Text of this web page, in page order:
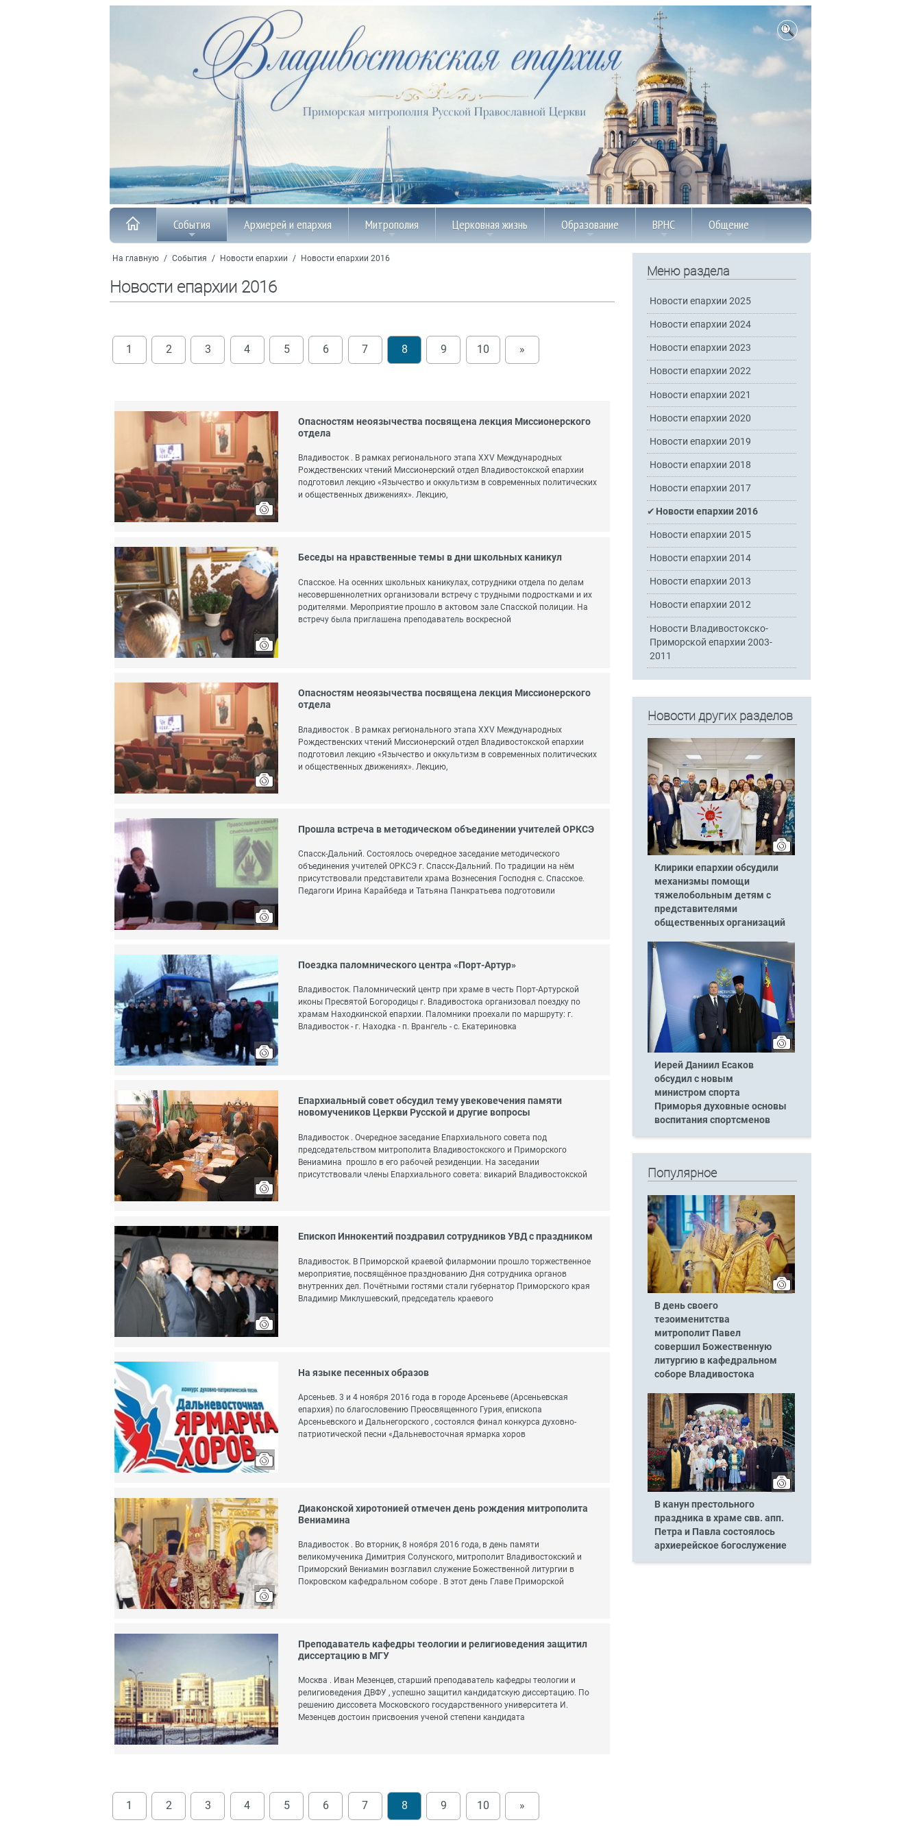
События Архиерей и епархия Митрополия Церковная жизнь Образование ВРНС Общение
На главную / События / Новости епархии / Новости епархии 2016
Новости епархии 2016
1 2 3 4 5 6 7 8 9 10 »
Опасностям неоязычества посвящена лекция Миссионерского
отдела
Владивосток . В рамках регионального этапа XXV Международных
Рождественских чтений Миссионерский отдел Владивостокской епархии
подготовил лекцию «Язычество и оккультизм в современных политических
и общественных движениях». Лекцию,
Беседы на нравственные темы в дни школьных каникул
Спасское. На осенних школьных каникулах, сотрудники отдела по делам
несовершеннолетних организовали встречу с трудными подростками и их
родителями. Мероприятие прошло в актовом зале Спасской полиции. На
встречу была приглашена преподаватель воскресной
Опасностям неоязычества посвящена лекция Миссионерского
отдела
Владивосток . В рамках регионального этапа XXV Международных
Рождественских чтений Миссионерский отдел Владивостокской епархии
подготовил лекцию «Язычество и оккультизм в современных политических
и общественных движениях». Лекцию,
Прошла встреча в методическом объединении учителей ОРКСЭ
Спасск-Дальний. Состоялось очередное заседание методического
объединения учителей ОРКСЭ г. Спасск-Дальний. По традиции на нём
присутствовали представители храма Вознесения Господня с. Спасское.
Педагоги Ирина Карайбеда и Татьяна Панкратьева подготовили
Поездка паломнического центра «Порт-Артур»
Владивосток. Паломнический центр при храме в честь Порт-Артурской
иконы Пресвятой Богородицы г. Владивостока организовал поездку по
храмам Находкинской епархии. Паломники проехали по маршруту: г.
Владивосток - г. Находка - п. Врангель - с. Екатериновка
Епархиальный совет обсудил тему увековечения памяти
новомучеников Церкви Русской и другие вопросы
Владивосток . Очередное заседание Епархиального совета под
председательством митрополита Владивостокского и Приморского
Вениамина прошло в его рабочей резиденции. На заседании
присутствовали члены Епархиального совета: викарий Владивостокской
Епископ Иннокентий поздравил сотрудников УВД с праздником
Владивосток. В Приморской краевой филармонии прошло торжественное
мероприятие, посвящённое празднованию Дня сотрудника органов
внутренних дел. Почётными гостями стали губернатор Приморского края
Владимир Миклушевский, председатель краевого
На языке песенных образов
Арсеньев. 3 и 4 ноября 2016 года в городе Арсеньеве (Арсеньевская
епархия) по благословению Преосвященного Гурия, епископа
Арсеньевского и Дальнегорского , состоялся финал конкурса духовно-
патриотической песни «Дальневосточная ярмарка хоров
Диаконской хиротонией отмечен день рождения митрополита
Вениамина
Владивосток . Во вторник, 8 ноября 2016 года, в день памяти
великомученика Димитрия Солунского, митрополит Владивостокский и
Приморский Вениамин возглавил служение Божественной литургии в
Покровском кафедральном соборе . В этот день Главе Приморской
Преподаватель кафедры теологии и религиоведения защитил
диссертацию в МГУ
Москва . Иван Мезенцев, старший преподаватель кафедры теологии и
религиоведения ДВФУ , успешно защитил кандидатскую диссертацию. По
решению диссовета Московского государственного университета И.
Мезенцев достоин присвоения ученой степени кандидата
1 2 3 4 5 6 7 8 9 10 »
Меню раздела
Новости епархии 2025
Новости епархии 2024
Новости епархии 2023
Новости епархии 2022
Новости епархии 2021
Новости епархии 2020
Новости епархии 2019
Новости епархии 2018
Новости епархии 2017
Новости епархии 2016
Новости епархии 2015
Новости епархии 2014
Новости епархии 2013
Новости епархии 2012
Новости Владивостокско-
Приморской епархии 2003-
2011
Новости других разделов
Клирики епархии обсудили
механизмы помощи
тяжелобольным детям с
представителями
общественных организаций
Иерей Даниил Есаков
обсудил с новым
министром спорта
Приморья духовные основы
воспитания спортсменов
Популярное
В день своего
тезоименитства
митрополит Павел
совершил Божественную
литургию в кафедральном
соборе Владивостока
В канун престольного
праздника в храме свв. апп.
Петра и Павла состоялось
архиерейское богослужение